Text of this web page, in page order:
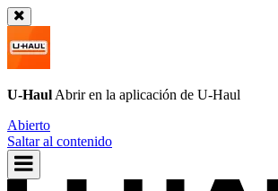
U-Haul Abrir en la aplicación de U-Haul
Abierto
Saltar al contenido